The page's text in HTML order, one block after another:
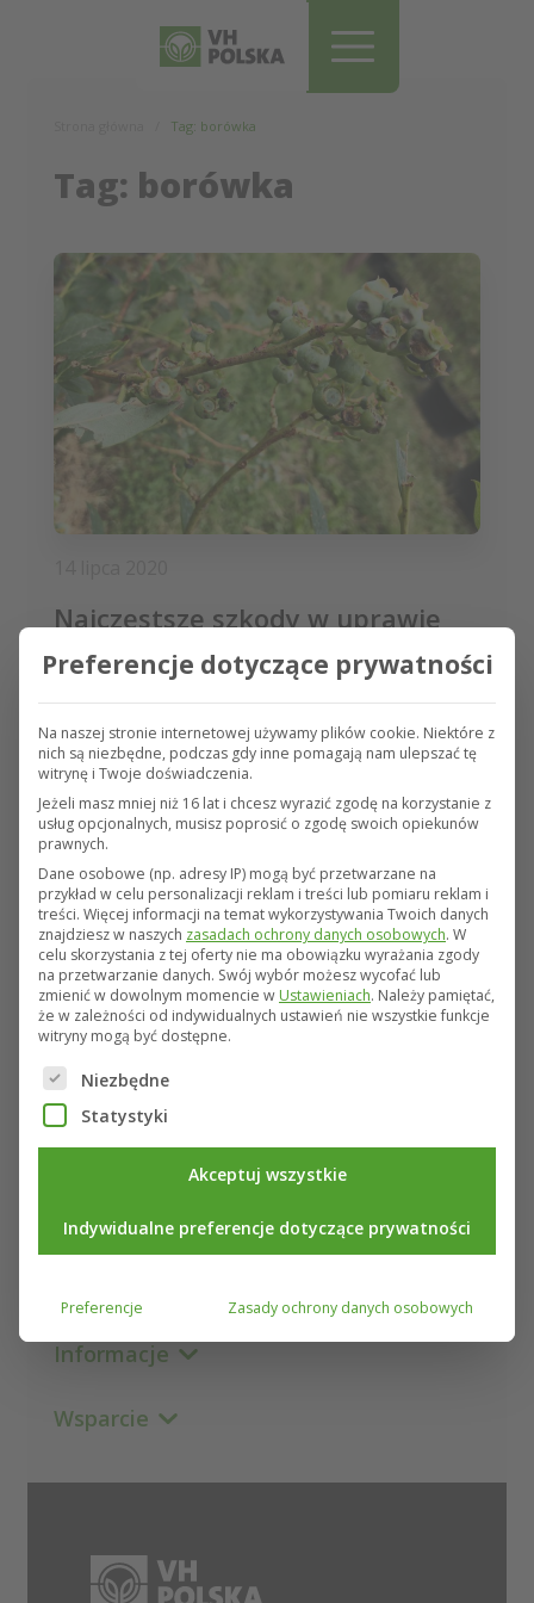
Tag: borówka
Tag: borówka
Najczęstsze szkody w uprawie
borówki
Uprawa borówki w Polsce rozwija się w
ostatnich latach bardzo dynamicznie. Obecnie
jej powierzchnia uprawna wynosi blisko 8.500
ha. Rosnący popyt na ten „super owoc” i
relatywnie dobre warunki przechowywania
czynią ją interesującym – również dla rynku
produktów świeżych. Uprawa borówki jest
jednak wymagająca a ryzyka pogodowe mają
dla niej szczególne znaczenie.
Przejdź do wpisu
O nas
Informacje
Wsparcie
Preferencje dotyczące prywatności
Na naszej stronie internetowej używamy plików cookie. Niektóre z
nich są niezbędne, podczas gdy inne pomagają nam ulepszać tę
witrynę i Twoje doświadczenia.
Jeżeli masz mniej niż 16 lat i chcesz wyrazić zgodę na korzystanie z
usług opcjonalnych, musisz poprosić o zgodę swoich opiekunów
prawnych.
Dane osobowe (np. adresy IP) mogą być przetwarzane na
przykład w celu personalizacji reklam i treści lub pomiaru reklam i
treści. Więcej informacji na temat wykorzystywania Twoich danych
znajdziesz w naszych zasadach ochrony danych osobowych. W
celu skorzystania z tej oferty nie ma obowiązku wyrażania zgody
na przetwarzanie danych. Swój wybór możesz wycofać lub
zmienić w dowolnym momencie w Ustawieniach. Należy pamiętać,
że w zależności od indywidualnych ustawień nie wszystkie funkcje
witryny mogą być dostępne.
Poniżej znajduje się lista grup usług, dla których
Niezbędne
Statystyki
Akceptuj wszystkie
Indywidualne preferencje dotyczące prywatności
Preferencje Zasady ochrony danych osobowych